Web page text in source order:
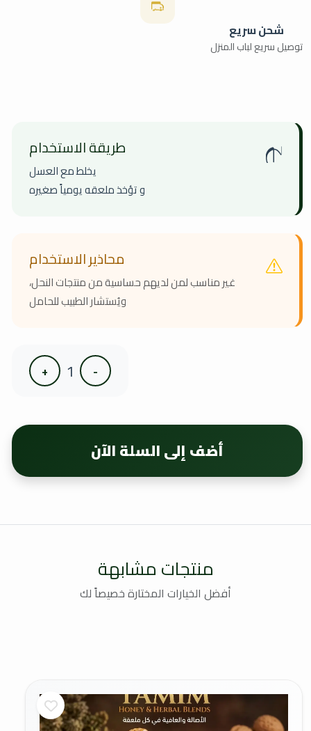
شحن سريع
توصيل سريع لباب المنزل
طريقة الاستخدام
يخلط مع العسل
و تؤخذ ملعقه يومياً صغيره
محاذير الاستخدام
غير مناسب لمن لديهم حساسية من منتجات النحل،
ويُستشار الطبيب للحامل
-
1
+
أضف إلى السلة الآن
منتجات مشابهة
أفضل الخيارات المختارة خصيصاً لك